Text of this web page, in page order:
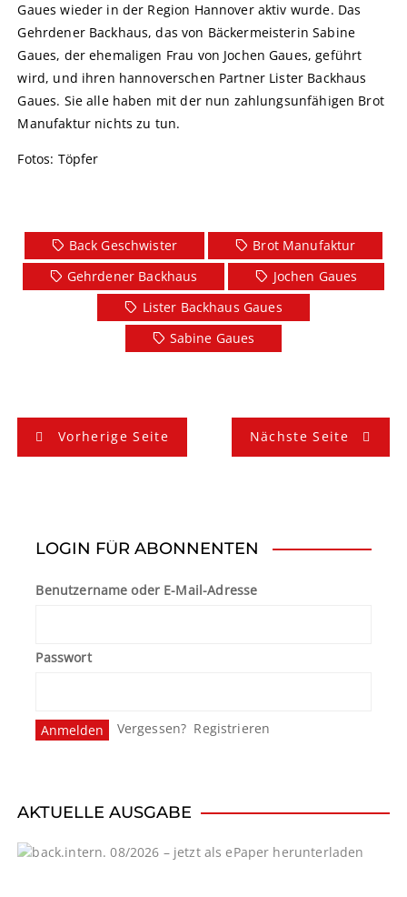
Gaues wieder in der Region Hannover aktiv wurde. Das
Gehrdener Backhaus, das von Bäckermeisterin Sabine
Gaues, der ehemaligen Frau von Jochen Gaues, geführt
wird, und ihren hannoverschen Partner Lister Backhaus
Gaues. Sie alle haben mit der nun zahlungsunfähigen Brot
Manufaktur nichts zu tun.
Fotos: Töpfer
Back Geschwister
Brot Manufaktur
Gehrdener Backhaus
Jochen Gaues
Lister Backhaus Gaues
Sabine Gaues
B
e
n
i
g
Vorherige Seite Nächste Seite
LOGIN FÜR ABONNENTEN
Benutzername oder E-Mail-Adresse
Passwort
Vergessen? Registrieren
AKTUELLE AUSGABE